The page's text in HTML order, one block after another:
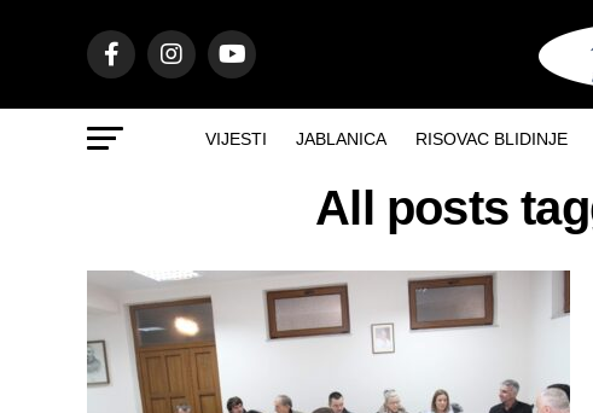
VIJESTI JABLANICA RISOVAC BLIDINJE
All posts